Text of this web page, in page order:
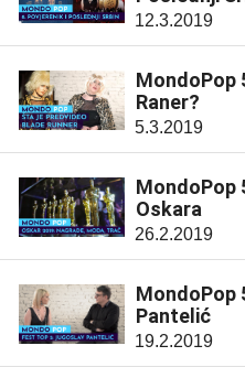
12.3.2019
MondoPop
Raner?
5.3.2019
MondoPop
Oskara
26.2.2019
MondoPop
Pantelić
19.2.2019